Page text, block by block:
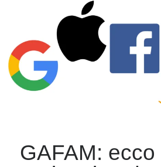
GAFAM: